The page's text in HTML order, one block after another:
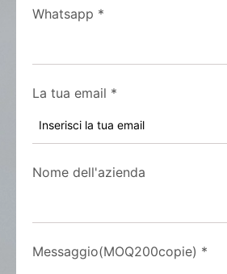
Whatsapp *
La tua email *
Nome dell'azienda
Messaggio(MOQ200copie) *